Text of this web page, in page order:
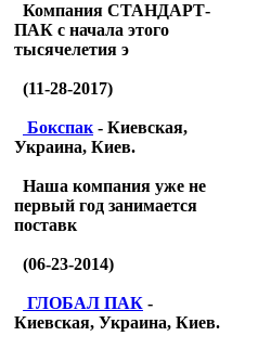
Компания СТАНДАРТ-
ПАК с начала этого
тысячелетия э
(11-28-2017)
Бокспак - Киевская,
Украина, Киев.
Наша компания уже не
первый год занимается
поставк
(06-23-2014)
ГЛОБАЛ ПАК -
Киевская, Украина, Киев.